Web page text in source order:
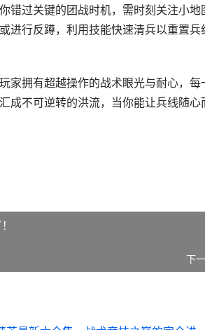
错过关键的团战时机，需时刻关注小地
进行反蹲，利用技能快速清兵以重置兵
家拥有超越操作的战术眼光与耐心，每
不可逆转的洪流，当你能让兵线随心
下